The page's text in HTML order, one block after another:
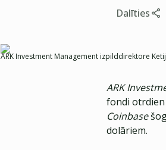
Dalīties
ARK Investment Management izpilddirektore
ARK
fondi otrdien
Coinbase
dolāriem.